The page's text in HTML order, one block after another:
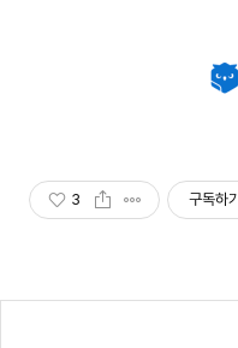
3 구독하기